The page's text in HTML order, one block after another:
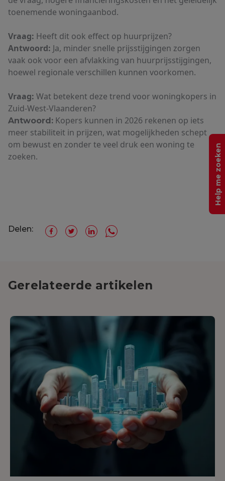
toenemende woningaanbod.
Vraag: Heeft dit ook effect op huurprijzen?
Antwoord: Ja, minder snelle prijsstijgingen zorgen
vaak ook voor een afvlakking van huurprijsstijgingen,
hoewel regionale verschillen kunnen voorkomen.
Vraag: Wat betekent deze trend voor woningkopers in
Zuid-West-Vlaanderen?
Antwoord: Kopers kunnen in 2026 rekenen op iets
meer stabiliteit in prijzen, wat mogelijkheden schept
om bewust en zonder te veel druk een woning te
zoeken.
Delen:
Gerelateerde artikelen
Help me zoeken